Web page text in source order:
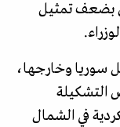
بضعف تمثيل
سوريا وخارجها،
التشكيلة
في الشمال